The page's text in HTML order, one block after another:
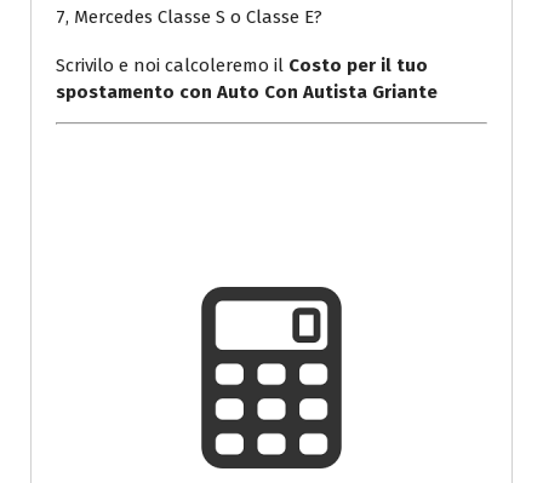
7, Mercedes Classe S o Classe E?
Scrivilo e noi calcoleremo il Costo per il tuo
spostamento con Auto Con Autista Griante